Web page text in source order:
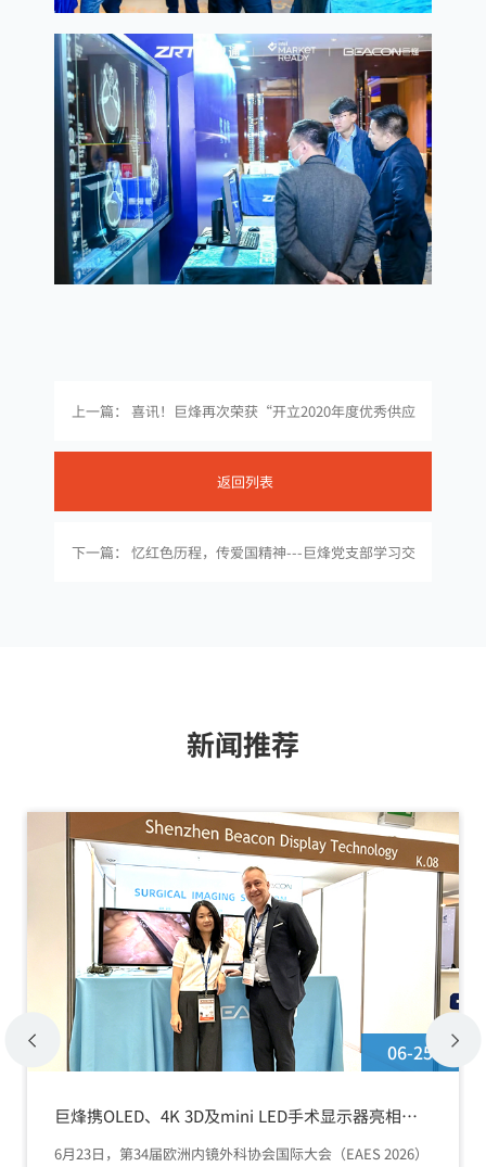
上一篇： 喜讯！巨烽再次荣获“开立2020年度优秀供应
商”称号
返回列表
下一篇： 忆红色历程，传爱国精神---巨烽党支部学习交
新闻推荐
06-25
巨烽携OLED、4K 3D及mini LED手术显示器亮相
6月23日，第34届欧洲内镜外科协会国际大会（EAES 2026）